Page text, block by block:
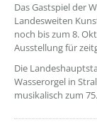
Das Gastspiel der
Landesweiten
noch bis zum 8.
Ausstellung für
Die
Wasserorgel in
musikalisch zum